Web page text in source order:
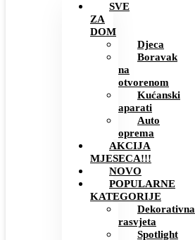
SVE
ZA
DOM
Djeca
Boravak
na
otvorenom
Kućanski
aparati
Auto
oprema
AKCIJA
MJESECA!!!
NOVO
POPULARNE
KATEGORIJE
Dekorativna
rasvjeta
Spotlight